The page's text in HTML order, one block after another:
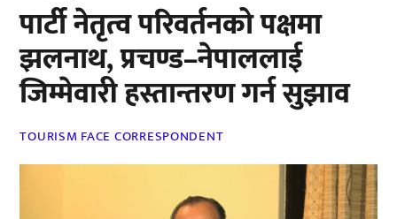
पार्टी नेतृत्व परिवर्तनको पक्षमा
झलनाथ, प्रचण्ड–नेपाललाई
जिम्मेवारी हस्तान्तरण गर्न सुझाव
TOURISM FACE CORRESPONDENT